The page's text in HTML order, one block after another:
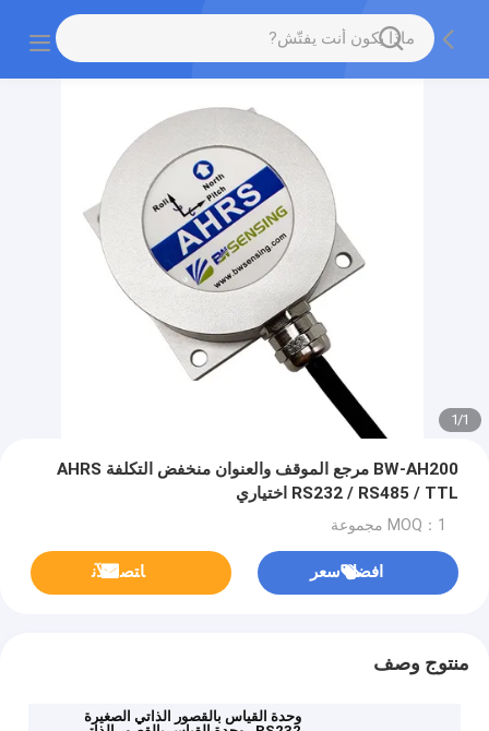
1
/
1
BW-AH200 مرجع الموقف والعنوان منخفض التكلفة AHRS
RS232 / RS485 / TTL اختياري
MOQ：1 مجموعة
افضل سعر ﺎﺘﺼﻟ ﺍﻶﻧ
منتوج وصف
وحدة القياس بالقصور الذاتي الصغيرة